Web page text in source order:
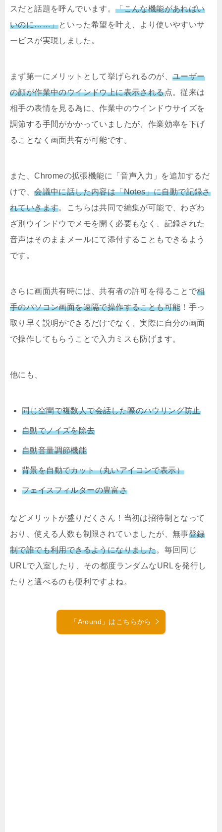
スだと話題を呼んでいます。「こんな機能があればい
いのに……」といった希望を叶え、より使いやすいサ
ービスが実現しました。
まず第一にメリットとして挙げられるのが、 ユーザー
の顔が作業中のウインドウ上に表示される点。従来は
相手の表情を見る為に、作業中のウインドウサイズを
調節する手間がかかっていましたが、作業効率を下げ
ることなく画面共有が可能です。
また、Chromeの拡張機能に「音声入力」を追加するだ
けで、会議中に話した内容は「Notes」に自動で記録さ
れていきます。こちらは共同で編集が可能で、わざわ
ざ別ウインドウでメモを開く必要もなく、記録された
音声はそのままメールにて添付することもできるよう
です。
さらに画面共有時には、共有者の許可を得ることで相
手のパソコン画面を遠隔で操作することも可能 ！手っ
取り早く説明ができるだけでなく、実際に自分の画面
で操作してもらうことで入力ミスも防げます。
他にも、
同じ空間で複数人で会話した際のハウリング防止
自動でノイズを除去
自動音量調節機能
背景を自動でカット（丸いアイコンで表示）
フェイスフィルターの豊富さ
などメリットが盛りだくさん！当初は招待制となって
おり、使える人数も制限されていましたが、無事登録
制で誰でも利用できるようになりました。毎回同じ
URLで入室したり、その都度ランダムなURLを発行し
たりと選べるのも便利ですよね。
「Around」はこちらから